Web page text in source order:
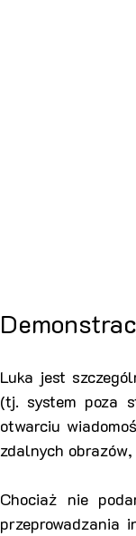
Luka jest
(tj. system poza
otwarciu
zdalnych
Chociaż nie
przeprowadzania